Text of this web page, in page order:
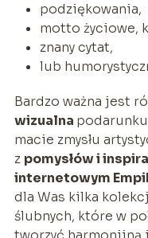
podziękowania,
motto życiowe,
znany cytat,
lub
Bardzo ważna jest
wizualna
macie zmysłu
z pomysłów i
internetowym
dla Was kilka
ślubnych, które w